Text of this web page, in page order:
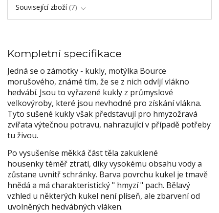
Související zboží 7
Kompletní specifikace
Jedná se o zámotky - kukly, motýlka Bource
morušového, známé tím, že se z nich odvíjí vlákno
hedvábí. Jsou to vyřazené kukly z průmyslové
velkovýroby, které jsou nevhodné pro získání vlákna.
Tyto sušené kukly však představují pro hmyzožravá
zvířata výtečnou potravu, nahrazující v případě potřeby
tu živou.
Po vysušeníse měkká část těla zakuklené
housenky téměř ztratí, díky vysokému obsahu vody a
zůstane uvnitř schránky. Barva povrchu kukel je tmavě
hnědá a má charakteristický " hmyzí " pach. Bělavý
vzhled u některých kukel není plíseň, ale zbarvení od
uvolněných hedvábných vláken.